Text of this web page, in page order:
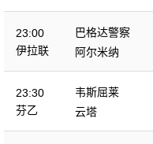
23:00
伊拉联
巴格达警察
阿尔米纳
23:30
芬乙
韦斯屈莱
云塔